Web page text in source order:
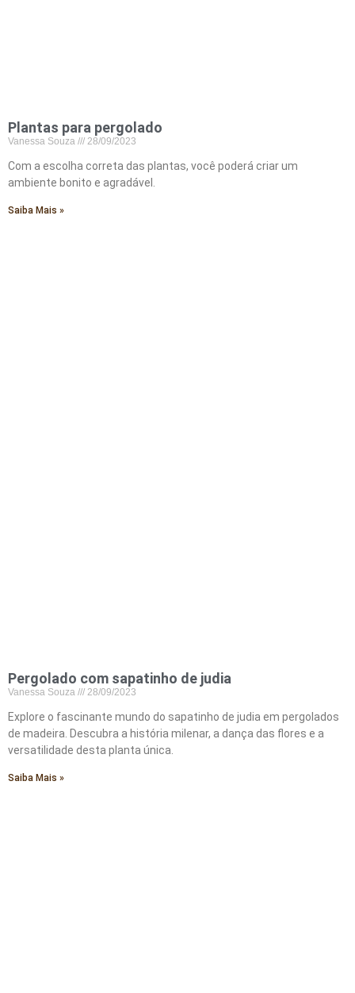
Plantas para pergolado
Vanessa Souza 28/09/2023
Com a escolha correta das plantas, você poderá criar um
ambiente bonito e agradável.
Saiba Mais »
Pergolado com sapatinho de judia
Vanessa Souza 28/09/2023
Explore o fascinante mundo do sapatinho de judia em pergolados
de madeira. Descubra a história milenar, a dança das flores e a
versatilidade desta planta única.
Saiba Mais »